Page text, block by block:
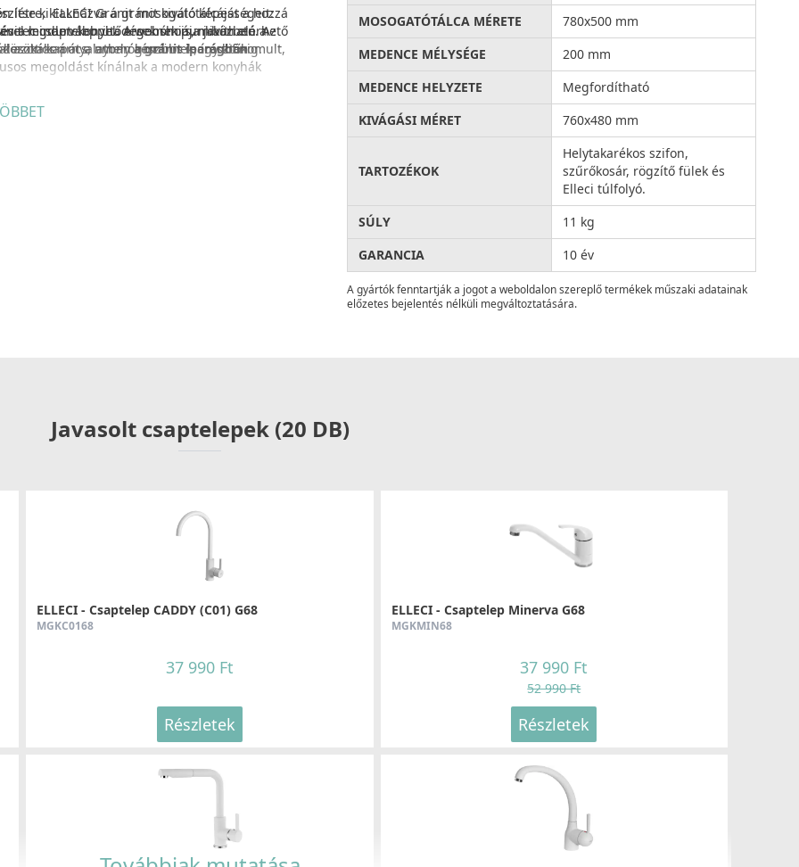
minden konyha ergonómiája javítható. Az
át a nyomógombos leeresztőkig.
létre, kiaknázva a gránit kiváló képességeit:
a legdurvább ütődéseknek is, miközben a
kapocs, amelya gránit iparágban
és a kerámia nanorészecskékkel egy
ki ELLECI Gránit mosogatótálcáját a hozzá
csapteleppel. A webshopunkban elérhető
azonos árnyalatban készülnek, így kifinomult,
megoldást kínálnak a modern konyhák
MOSOGATÓTÁLCA MÉRETE
780x500 mm
MEDENCE MÉLYSÉGE
200 mm
MEDENCE HELYZETE
Megfordítható
KIVÁGÁSI MÉRET
760x480 mm
TARTOZÉKOK
Helytakarékos szifon,
szűrőkosár, rögzítő fülek és
Elleci túlfolyó.
SÚLY
11 kg
GARANCIA
10 év
A gyártók fenntartják a jogot a weboldalon szereplő termékek műszaki adatainak
előzetes bejelentés nélküli megváltoztatására.
Javasolt csaptelepek (20 DB)
ELLECI - Csaptelep CADDY (C01) G68
MGKC0168
37 990 Ft
Részletek
ELLECI - Csaptelep Minerva G68
MGKMIN68
37 990 Ft
52 990 Ft
Részletek